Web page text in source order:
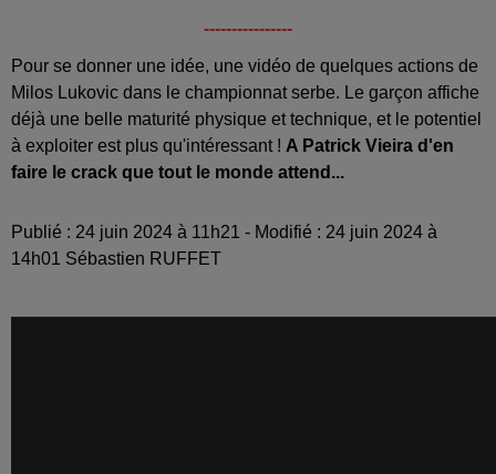
----------------
Pour se donner une idée, une vidéo de quelques actions de
Milos Lukovic dans le championnat serbe. Le garçon affiche
déjà une belle maturité physique et technique, et le potentiel
à exploiter est plus qu'intéressant ! A Patrick Vieira d'en
faire le crack que tout le monde attend...
Publié : 24 juin 2024 à 11h21 - Modifié : 24 juin 2024 à
14h01 Sébastien RUFFET